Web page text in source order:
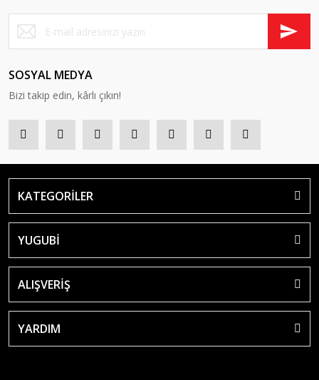
SOSYAL MEDYA
Bizi takip edin, kârlı çıkın!
KATEGORİLER
YUGUBİ
ALIŞVERİŞ
YARDIM